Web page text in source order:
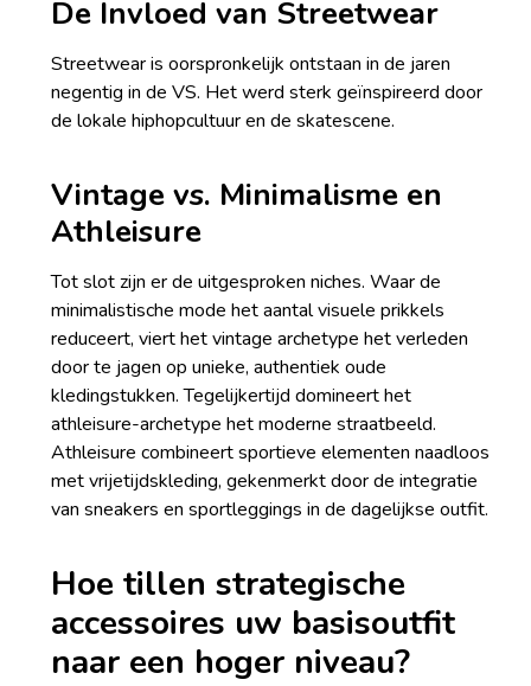
De Invloed van Streetwear
Streetwear is oorspronkelijk ontstaan in de jaren
negentig in de VS. Het werd sterk geïnspireerd door
de lokale hiphopcultuur en de skatescene.
Vintage vs. Minimalisme en
Athleisure
Tot slot zijn er de uitgesproken niches. Waar de
minimalistische mode het aantal visuele prikkels
reduceert, viert het vintage archetype het verleden
door te jagen op unieke, authentiek oude
kledingstukken. Tegelijkertijd domineert het
athleisure-archetype het moderne straatbeeld.
Athleisure combineert sportieve elementen naadloos
met vrijetijdskleding, gekenmerkt door de integratie
van sneakers en sportleggings in de dagelijkse outfit.
Hoe tillen strategische
accessoires uw basisoutfit
naar een hoger niveau?